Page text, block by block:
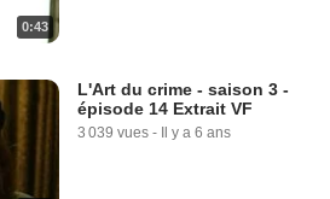
0:43
L'Art du crime - saison 3 -
épisode 14 Extrait VF
3 039 vues - Il y a 6 ans